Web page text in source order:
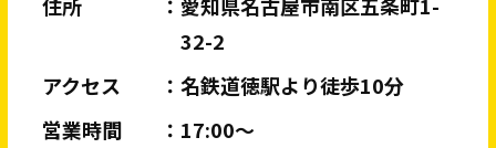
32-2
アクセス
名鉄道徳駅より徒歩10分
営業時間
17:00〜